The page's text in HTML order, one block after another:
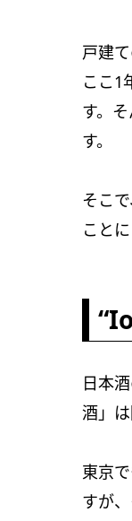
戸建
ここ1
す。
す。
そこ
こと
日本
酒」は
東京
すが